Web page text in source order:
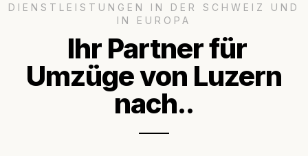
DIENSTLEISTUNGEN IN DER SCHWEIZ UND
IN EUROPA
Ihr Partner für
Umzüge von Luzern
nach..